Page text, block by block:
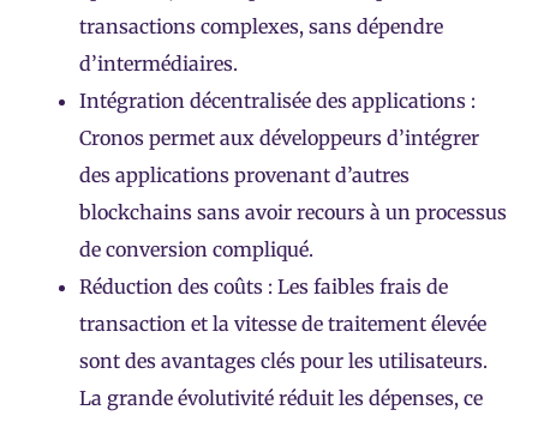
transactions complexes, sans dépendre
d’intermédiaires.
Intégration décentralisée des applications :
Cronos permet aux développeurs d’intégrer
des applications provenant d’autres
blockchains sans avoir recours à un processus
de conversion compliqué.
Réduction des coûts : Les faibles frais de
transaction et la vitesse de traitement élevée
sont des avantages clés pour les utilisateurs.
La grande évolutivité réduit les dépenses, ce